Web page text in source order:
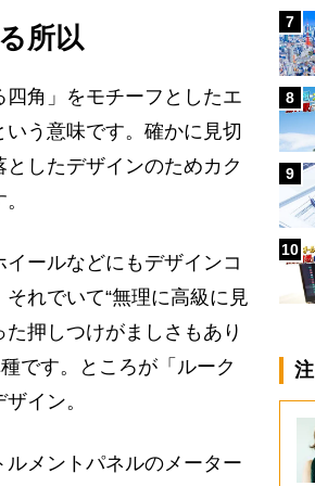
所以
角」をモチーフとしたエ
う意味です。確かに見切
したデザインのためカク
ールなどにもデザインコ
れでいて“無理に高級に見
押しつけがましさもあり
です。ところが「ルーク
イン。
メントパネルのメーター
7
8
9
10